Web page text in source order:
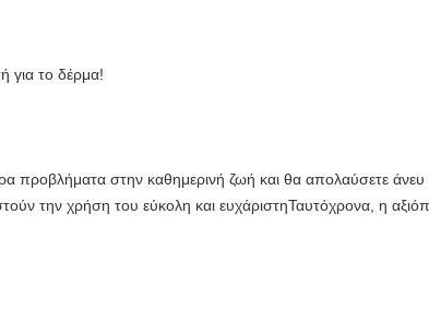
για το δέρμα!
προβλήματα στην καθημερινή ζωή και θα απολαύσετε
την χρήση του εύκολη και ευχάριστηΤαυτόχρονα, η